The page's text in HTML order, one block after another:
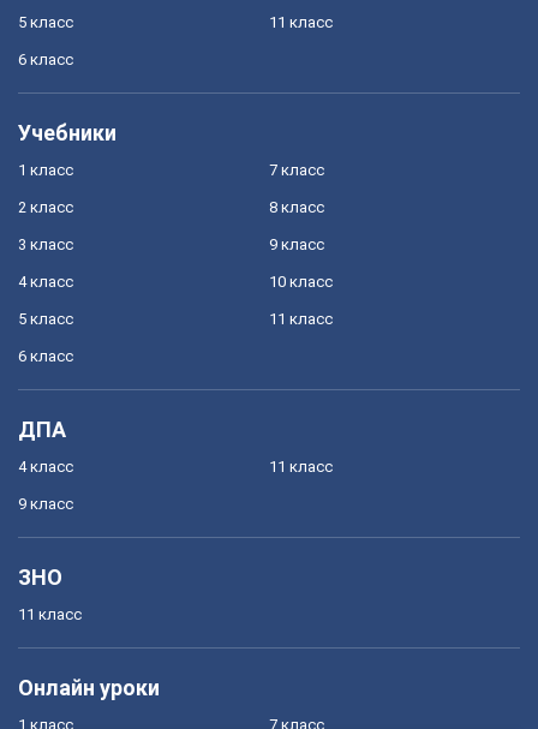
5 класс
6 класс
11 класс
Учебники
1 класс
2 класс
3 класс
4 класс
5 класс
6 класс
7 класс
8 класс
9 класс
10 класс
11 класс
ДПА
4 класс
9 класс
11 класс
ЗНО
11 класс
Онлайн уроки
1 класс 7 класс